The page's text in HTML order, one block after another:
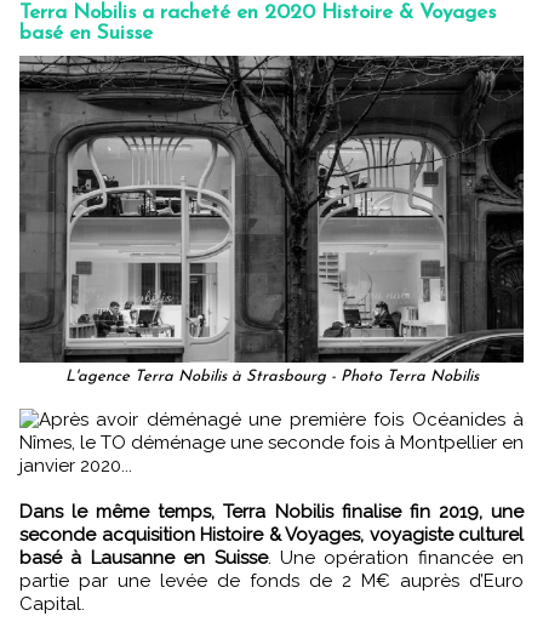
Terra Nobilis a racheté en 2020 Histoire & Voyages
basé en Suisse
L'agence Terra Nobilis à Strasbourg - Photo Terra Nobilis
Après avoir déménagé une première fois Océanides à
Nîmes, le TO déménage une seconde fois à Montpellier en
janvier 2020...
Dans le même temps, Terra Nobilis finalise fin 2019, une
seconde acquisition Histoire & Voyages, voyagiste culturel
basé à Lausanne en Suisse. Une opération financée en
partie par une levée de fonds de 2 M€ auprès d’Euro
Capital.